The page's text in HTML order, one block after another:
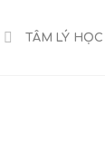
TÂM LÝ HỌC